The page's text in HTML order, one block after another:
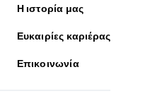
Η ιστορία μας
Ευκαιρίες καριέρας
Επικοινωνία